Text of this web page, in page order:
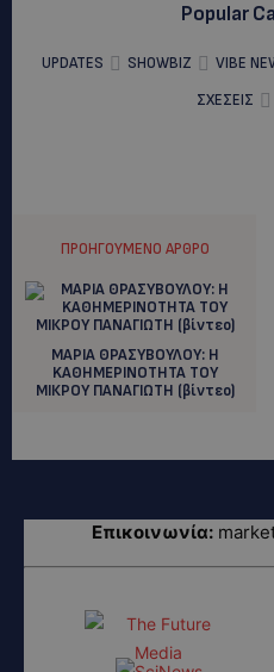
Popular
UPDATES SHOWBIZ VIBE
ΣΧΕΣΕΙΣ
ΠΡΟΗΓΟΎΜΕΝΟ ΆΡΘΡΟ
MAΡΙΑ ΘΡΑΣΥΒΟΥΛΟΥ: H
KAΘΗΜΕΡΙΝΟΤΗΤΑ ΤΟΥ
ΜΙΚΡΟΥ ΠΑΝΑΓΙΩΤΗ (βίντεο)
Επικοινωνία: